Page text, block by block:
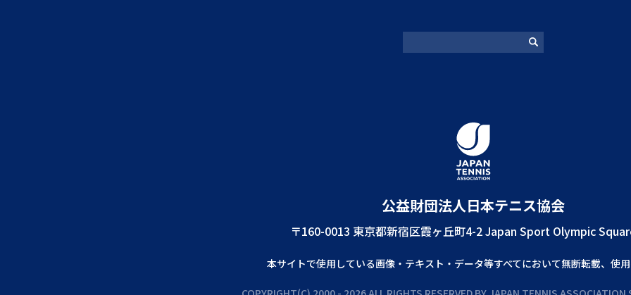
公益財団法⼈⽇本テニス協会
〒160-0013 東京都新宿区霞ヶ丘町4-2 Japan Sport Olympic
本サイトで使⽤している画像‧テキスト‧データ等すべてにおいて無断転載、使